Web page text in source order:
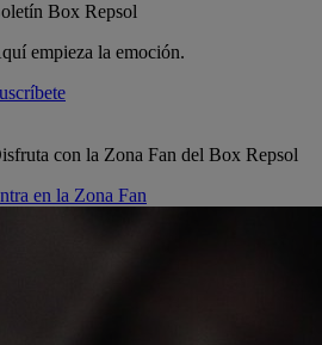
Box Repsol
empieza la emoción.
con la Zona Fan del Box Repsol
en la Zona Fan